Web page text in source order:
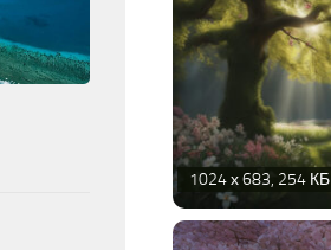
1024 х 683, 254 КБ